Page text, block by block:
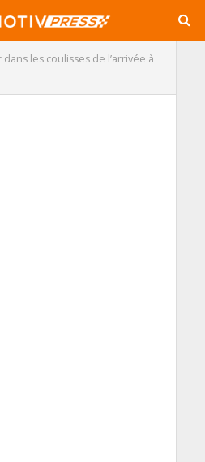
les coulisses de l’arrivée à